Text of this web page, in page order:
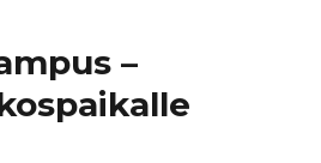
–